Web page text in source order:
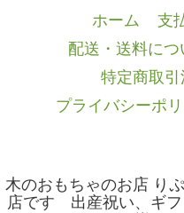
ホーム 支
配送・送料につ
特定商取
プライバシーポ
木のおもちゃのお店 り
店です 出産祝い、ギフ